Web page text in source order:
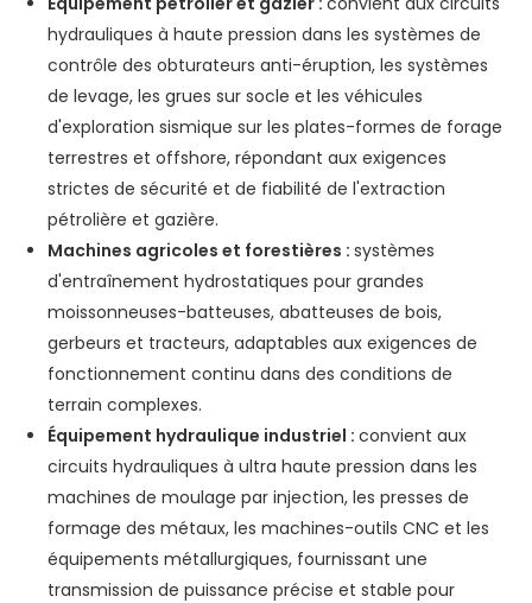
hydrauliques à haute pression dans les systèmes de
contrôle des obturateurs anti-éruption, les systèmes
de levage, les grues sur socle et les véhicules
d'exploration sismique sur les plates-formes de forage
terrestres et offshore, répondant aux exigences
strictes de sécurité et de fiabilité de l'extraction
pétrolière et gazière.
Machines agricoles et forestières : systèmes
d'entraînement hydrostatiques pour grandes
moissonneuses-batteuses, abatteuses de bois,
gerbeurs et tracteurs, adaptables aux exigences de
fonctionnement continu dans des conditions de
terrain complexes.
Équipement hydraulique industriel : convient aux
circuits hydrauliques à ultra haute pression dans les
machines de moulage par injection, les presses de
formage des métaux, les machines-outils CNC et les
équipements métallurgiques, fournissant une
transmission de puissance précise et stable pour